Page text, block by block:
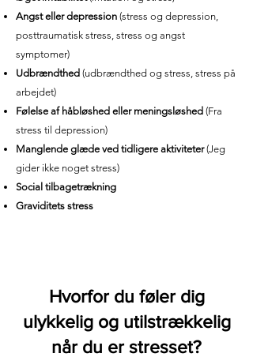
Angst eller depression (stress og depression,
posttraumatisk stress, stress og angst
symptomer)
Udbrændthed (udbrændthed og stress, stress på
arbejdet)
Følelse af håbløshed eller meningsløshed (Fra
stress til depression)
Manglende glæde ved tidligere aktiviteter(Jeg
gider ikke noget stress)
Social tilbagetrækning
Graviditets stress
Hvorfor du føler dig
ulykkelig og utilstrækkelig
når du er stresset?